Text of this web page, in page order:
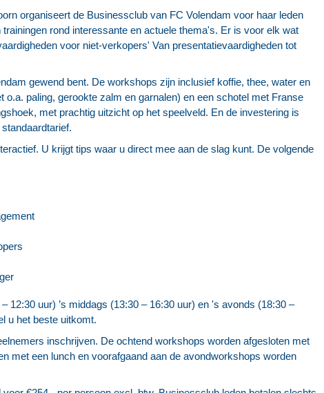
organiseert de Businessclub van FC Volendam voor haar leden
rond interessante en actuele thema's. Er is voor elk wat
voor niet-verkopers' Van presentatievaardigheden tot
gewend bent. De workshops zijn inclusief koffie, thee, water en
paling, gerookte zalm en garnalen) en een schotel met Franse
met prachtig uitzicht op het speelveld. En de investering is
U krijgt tips waar u direct mee aan de slag kunt. De volgende
12:30 uur) ’s middags (13:30 – 16:30 uur) en 's avonds (18:30 –
u het beste uitkomt.
inschrijven. De ochtend workshops worden afgesloten met
met een lunch en voorafgaand aan de avondworkshops worden